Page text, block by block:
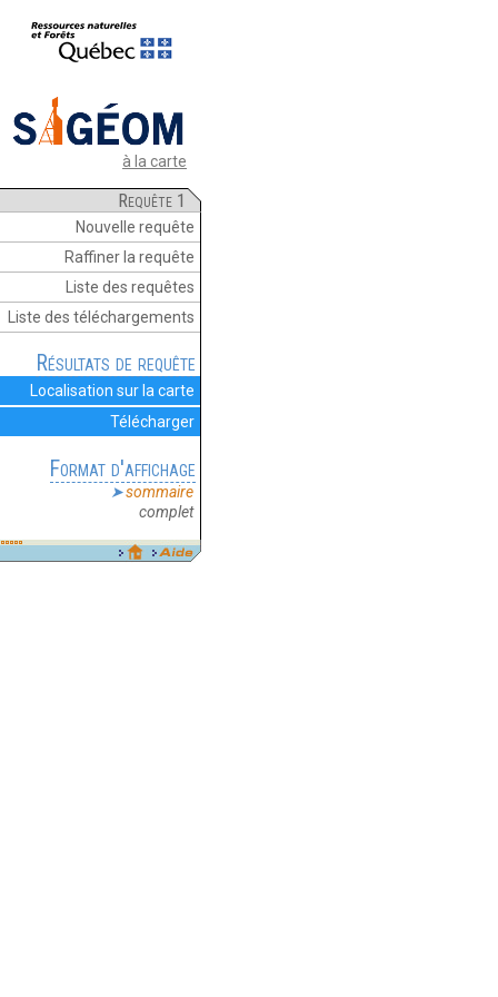
à la carte
Requête 1
Nouvelle requête
Raffiner la requête
Liste des requêtes
Liste des téléchargements
Résultats de requête
Localisation sur la carte
Télécharger
Format d'affichage
sommaire
complet